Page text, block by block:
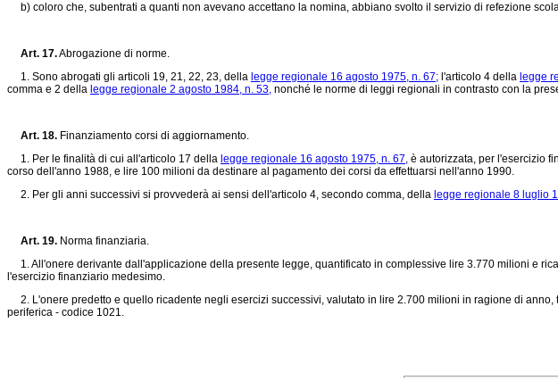
b) coloro che, subentrati a quanti non avevano accettano la nomina, abbiano svolto il servizio di refezione
Art. 17.Abrogazione di norme.
1. Sono abrogati gli articoli 19, 21, 22, 23, della legge regionale 16 agosto 1975, n. 67; l'articolo 4 della legge
comma e 2 della legge regionale 2 agosto 1984, n. 53, nonché le norme di leggi regionali in contrasto con la
Art. 18. Finanziamento corsi di aggiornamento.
1. Per le finalità di cui all'articolo 17 della legge regionale 16 agosto 1975, n. 67, è autorizzata, per l'esercizio
corso dell'anno 1988, e lire 100 milioni da destinare al pagamento dei corsi da effettuarsi nell'anno 1990.
2. Per gli anni successivi si provvederà ai sensi dell'articolo 4, secondo comma, della legge regionale 8 luglio
Art. 19. Norma finanziaria.
1. All'onere derivante dall'applicazione della presente legge, quantificato in complessive lire 3.770 milioni e
l'esercizio finanziario medesimo.
2. L'onere predetto e quello ricadente negli esercizi successivi, valutato in lire 2.700 milioni in ragione di
periferica - codice 1021.